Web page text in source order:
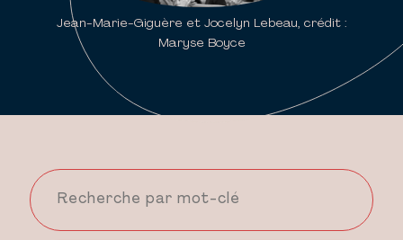
Jean-Marie-Giguère et Jocelyn Lebeau, crédit :
Maryse Boyce